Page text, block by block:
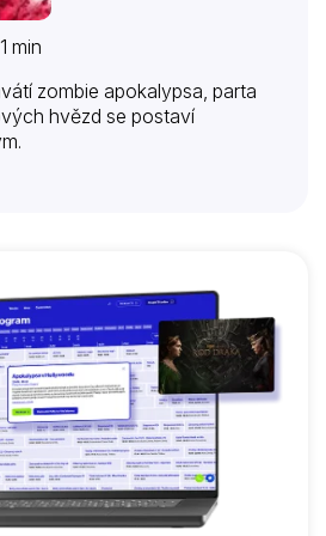
min
zombie apokalypsa, parta
hvězd se postaví